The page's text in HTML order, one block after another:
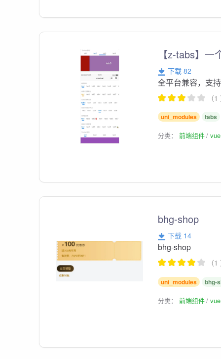
【z-tabs】
下载 82
全平台兼容，支
（
uni_modules tabs
分类：前端组件
bhg-shop
下载 14
bhg-shop
（
uni_modules bhg-
分类：前端组件